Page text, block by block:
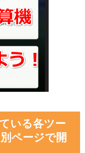
いる各ツー
ページで開